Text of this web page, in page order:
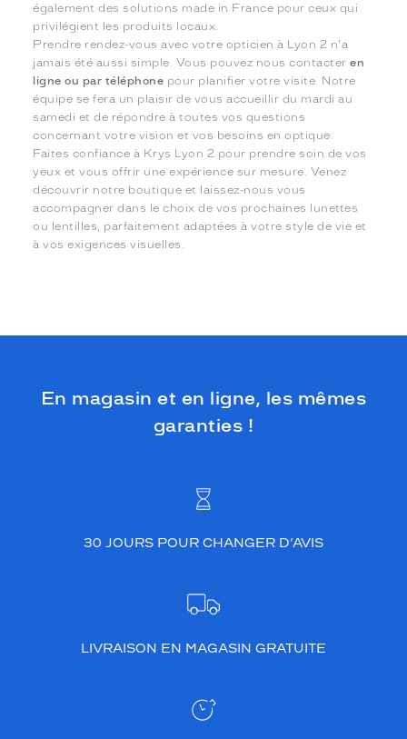
également des solutions made in France pour ceux qui
privilégient les produits locaux.
Prendre rendez-vous avec votre opticien à Lyon 2 n'a
jamais été aussi simple. Vous pouvez nous contacteren
ligne ou par téléphone pour planifier votre visite. Notre
équipe se fera un plaisir de vous accueillir du mardi au
samedi et de répondre à toutes vos questions
concernant votre vision et vos besoins en optique.
Faites confiance à Krys Lyon 2 pour prendre soin de vos
yeux et vous offrir une expérience sur mesure. Venez
découvrir notre boutique et laissez-nous vous
accompagner dans le choix de vos prochaines lunettes
ou lentilles, parfaitement adaptées à votre style de vie et
à vos exigences visuelles.
En magasin et en ligne, les mêmes
garanties !
30 JOURS POUR CHANGER D’AVIS
LIVRAISON EN MAGASIN GRATUITE